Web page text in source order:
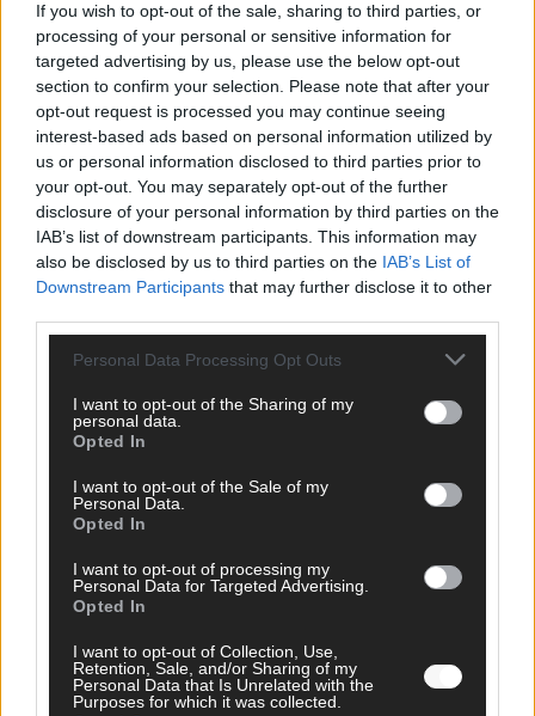
If you wish to opt-out of the sale, sharing to third parties, or
processing of your personal or sensitive information for
targeted advertising by us, please use the below opt-out
section to confirm your selection. Please note that after your
opt-out request is processed you may continue seeing
interest-based ads based on personal information utilized by
us or personal information disclosed to third parties prior to
your opt-out. You may separately opt-out of the further
disclosure of your personal information by third parties on the
IAB’s list of downstream participants. This information may
also be disclosed by us to third parties on the IAB’s List of
Downstream Participants that may further disclose it to other
Personal Data Processing Opt Outs
I want to opt-out of the Sharing of my
personal data.
Opted In
I want to opt-out of the Sale of my
Personal Data.
Opted In
I want to opt-out of processing my
Personal Data for Targeted Advertising.
Opted In
I want to opt-out of Collection, Use,
Retention, Sale, and/or Sharing of my
Personal Data that Is Unrelated with the
Purposes for which it was collected.
KOMMENTAR
JJ hat den Abend gerettet – der Rest des ESC-Halbfinales
war solide, aber kein Feuerwerk
Mai 2026
ESC-Halbfinale 2: Das sagen die Wettquoten – vier sicher,
sechs zittern, einer chancenlos!
KOMMENTAR
Abend in Bildern
Mai 2026
WERBE BEI UNS!